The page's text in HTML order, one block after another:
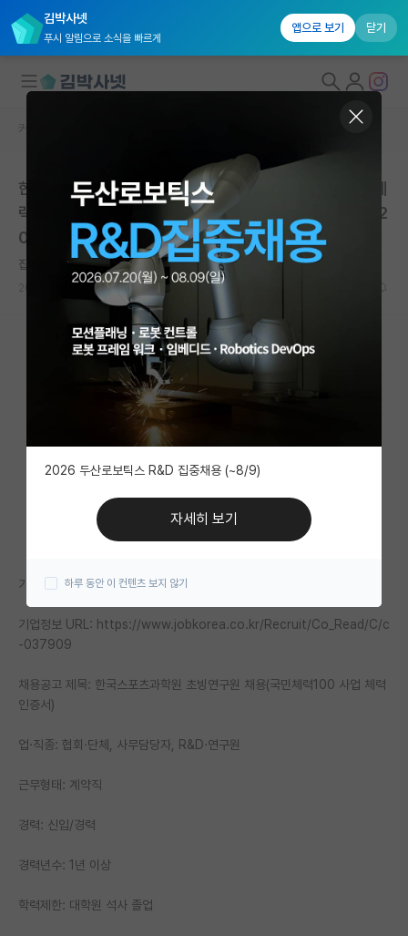
김박사넷
푸시 알림으로 소식을 빠르게
앱으로 보기 닫기
국내대학원 정보
연구실&오픈랩
커뮤니티
커뮤니티 홈
전체글보기
베스트 게시판
IF 명예의전당
자유 게시판(아무개랩)
미국 유학 게시판
미국 대학원 합격 후기 게시판
대학원 합격 후기 게시판
연구실(PI) 홍보 게시판
임용 정보 게시판
학부 인턴 게시판
커뮤니티 홈
한국스포츠과학원 초빙연구원 채용(국민체력100 사업 체
력인증서) | 서울올림픽기념국민체육진흥공단 | 마감일: 2
026년 04월 29일
잡코리아
0 519
기업명: 서울올림픽기념국민체육진흥공단
기업정보 URL: https://www.jobkorea.co.kr/Recruit/Co_Read/C/c
-037909
채용공고 제목: 한국스포츠과학원 초빙연구원 채용(국민체력100 사업 체력
인증서)
업·직종: 협회·단체, 사무담당자, R&D·연구원
근무형태: 계약직
경력: 신입/경력
경력년수: 1년 이상
학력제한: 대학원 석사 졸업
2026 두산로보틱스 R&D 집중채용 (~8/9)
자세히 보기
하루 동안 이 컨텐츠 보지 않기